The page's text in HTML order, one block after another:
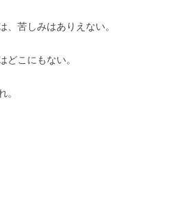
、苦しみはありえない。
どこにもない。